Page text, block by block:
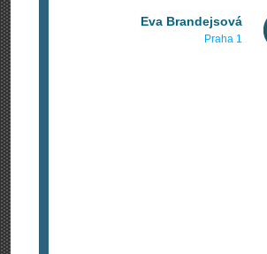
Eva Brandejsová
Praha 1